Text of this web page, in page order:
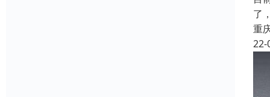
了
重
22-